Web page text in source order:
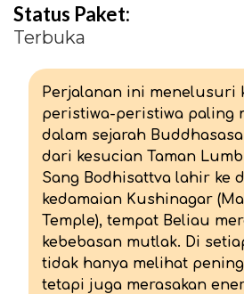
Status Paket:
Terbuka
Perjalanan ini menelusuri
peristiwa-peristiwa paling
dalam sejarah
dari kesucian Taman
Sang Bodhisattva lahir ke
kedamaian Kushinagar
Temple), tempat Beliau
kebebasan mutlak. Di
tidak hanya melihat
tetapi juga merasakan